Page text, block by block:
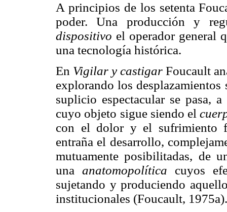
A principios de los setenta
poder. Una producción y
dispositivo el operador general
una tecnología histórica.
En Vigilar y castigar Foucault
explorando los
suplicio espectacular se pasa,
cuyo objeto sigue siendo el
con el dolor y el sufrimiento
entraña el desarrollo,
mutuamente posibilitadas, de
una anatomopolítica cuyos
sujetando y produciendo
institucionales (Foucault, 1975a).